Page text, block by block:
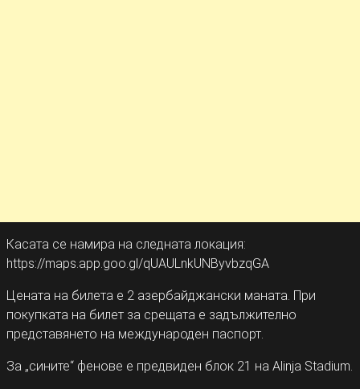
Касата се намира на следната локация:
https://maps.app.goo.gl/qUAULnkUNByvbzqGA
Цената на билета е 2 азербайджански маната. При
покупката на билет за срещата е задължително
представянето на международен паспорт.
За „сините“ фенове е предвиден блок 21 на Alinja Stadium.